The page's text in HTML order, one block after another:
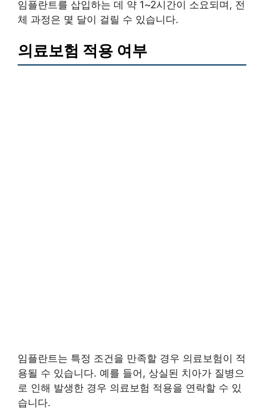
임플란트를 삽입하는 데 약 1~2시간이 소요되며, 전
체 과정은 몇 달이 걸릴 수 있습니다.
의료보험 적용 여부
임플란트는 특정 조건을 만족할 경우 의료보험이 적
용될 수 있습니다. 예를 들어, 상실된 치아가 질병으
로 인해 발생한 경우 의료보험 적용을 연락할 수 있
습니다.